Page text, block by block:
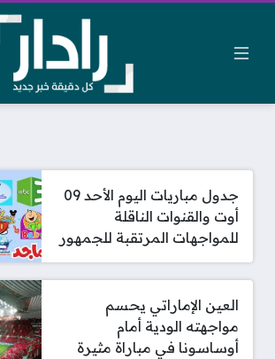
جدول مباريات اليوم الأحد 09
أوت والقنوات الناقلة
للمواجهات المرتقبة للجمهور
العين الإماراتي يحسم
مواجهته الودية أمام
أوساسونا في مباراة مثيرة